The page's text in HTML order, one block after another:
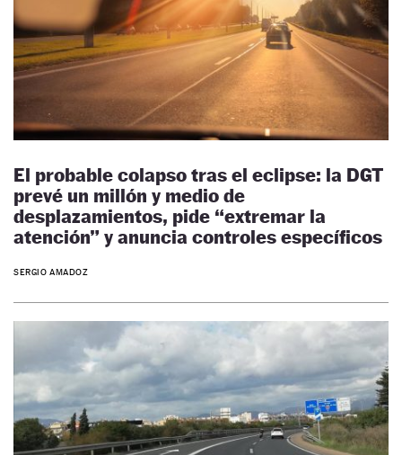
El probable colapso tras el eclipse: la DGT
prevé un millón y medio de
desplazamientos, pide “extremar la
atención” y anuncia controles específicos
SERGIO AMADOZ